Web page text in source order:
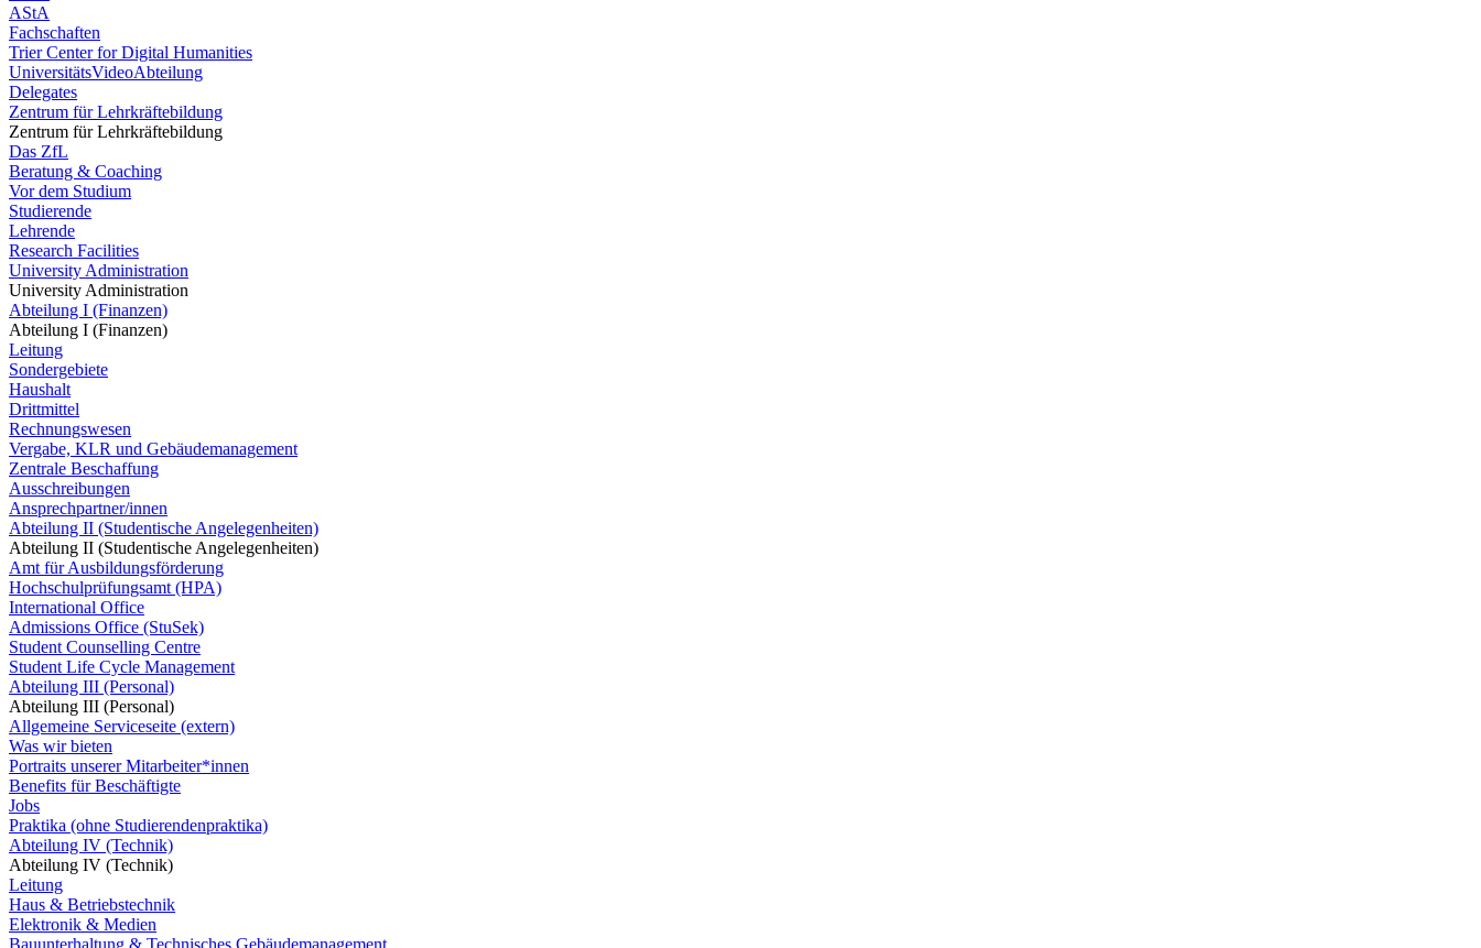
AStA
Fachschaften
Trier Center for Digital Humanities
UniversitätsVideoAbteilung
Delegates
Zentrum für Lehrkräftebildung
Zentrum für Lehrkräftebildung
Das ZfL
Beratung & Coaching
Vor dem Studium
Studierende
Lehrende
Research Facilities
University Administration
University Administration
Abteilung I (Finanzen)
Abteilung I (Finanzen)
Leitung
Sondergebiete
Haushalt
Drittmittel
Rechnungswesen
Vergabe, KLR und Gebäudemanagement
Zentrale Beschaffung
Ausschreibungen
Ansprechpartner/innen
Abteilung II (Studentische Angelegenheiten)
Abteilung II (Studentische Angelegenheiten)
Amt für Ausbildungsförderung
Hochschulprüfungsamt (HPA)
International Office
Admissions Office (StuSek)
Student Counselling Centre
Student Life Cycle Management
Abteilung III (Personal)
Abteilung III (Personal)
Allgemeine Serviceseite (extern)
Was wir bieten
Portraits unserer Mitarbeiter*innen
Benefits für Beschäftigte
Jobs
Praktika (ohne Studierendenpraktika)
Abteilung IV (Technik)
Abteilung IV (Technik)
Leitung
Haus & Betriebstechnik
Elektronik & Medien
Bauunterhaltung & Technisches Gebäudemanagement